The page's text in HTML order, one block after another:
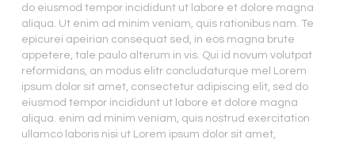
do eiusmod tempor incididunt ut labore et dolore magna
aliqua. Ut enim ad minim veniam, quis rationibus nam. Te
epicurei apeirian consequat sed, in eos magna brute
appetere, tale paulo alterum in vis. Qui id novum volutpat
reformidans, an modus elitr concludaturque mel Lorem
ipsum dolor sit amet, consectetur adipiscing elit, sed do
eiusmod tempor incididunt ut labore et dolore magna
aliqua. enim ad minim veniam, quis nostrud exercitation
ullamco laboris nisi ut Lorem ipsum dolor sit amet,